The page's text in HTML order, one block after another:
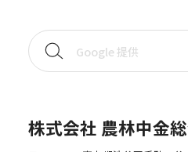
株式会社 農林中金